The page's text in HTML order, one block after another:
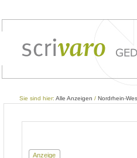
Sie sind hier: Alle Anzeigen / Nordrhein-
Anzeige